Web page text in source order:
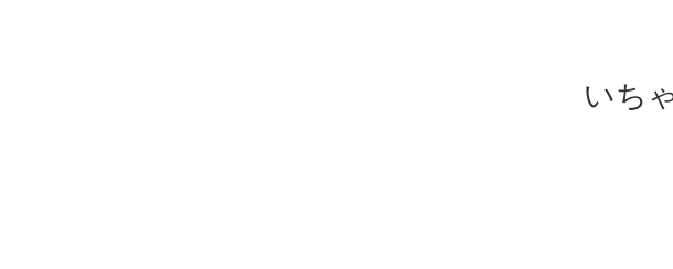
いち